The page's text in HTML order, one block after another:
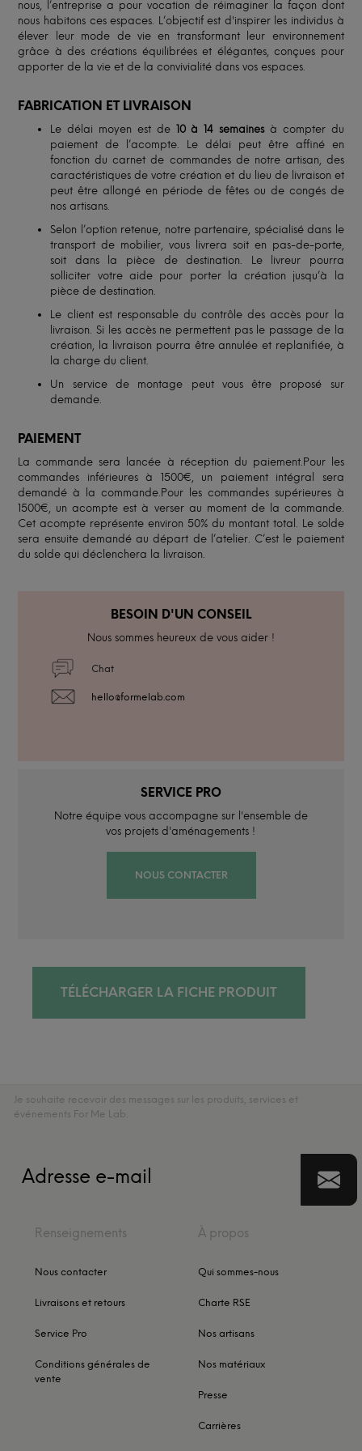
nous, l’entreprise a pour vocation de réimaginer la façon dont
nous habitons ces espaces. L’objectif est d'inspirer les individus à
élever leur mode de vie en transformant leur environnement
grâce à des créations équilibrées et élégantes, conçues pour
apporter de la vie et de la convivialité dans vos espaces.
FABRICATION ET LIVRAISON
Le délai moyen est de 10 à 14 semainesà compter du
paiement de l’acompte. Le délai peut être affiné en
fonction du carnet de commandes de notre artisan, des
caractéristiques de votre création et du lieu de livraison et
peut être allongé en période de fêtes ou de congés de
nos artisans.
Selon l’option retenue, notre partenaire, spécialisé dans le
transport de mobilier, vous livrera soit en pas-de-porte,
soit dans la pièce de destination. Le livreur pourra
solliciter votre aide pour porter la création jusqu’à la
pièce de destination.
Le client est responsable du contrôle des accès pour la
livraison. Si les accès ne permettent pas le passage de la
création, la livraison pourra être annulée et replanifiée, à
la charge du client.
Un service de montage peut vous être proposé sur
demande.
PAIEMENT
La commande sera lancée à réception du paiement.Pour les
commandes inférieures à 1500€, un paiement intégral sera
demandé à la commande.Pour les commandes supérieures à
1500€, un acompte est à verser au moment de la commande.
Cet acompte représente environ 50% du montant total. Le solde
sera ensuite demandé au départ de l’atelier. C’est le paiement
du solde qui déclenchera la livraison.
BESOIN D'UN CONSEIL
Nous sommes heureux de vous aider !
Chat
hello@formelab.com
SERVICE PRO
Notre équipe vous accompagne sur l'ensemble de
vos projets d'aménagements !
NOUS CONTACTER
TÉLÉCHARGER LA FICHE PRODUIT
Je souhaite recevoir des messages sur les produits, services et
événements For Me Lab.
Renseignements
Nous contacter
Livraisons et retours
Service Pro
Conditions générales de
vente
À propos
Qui sommes-nous
Charte RSE
Nos artisans
Nos matériaux
Presse
Carrières